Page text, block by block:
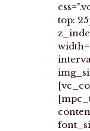
top: